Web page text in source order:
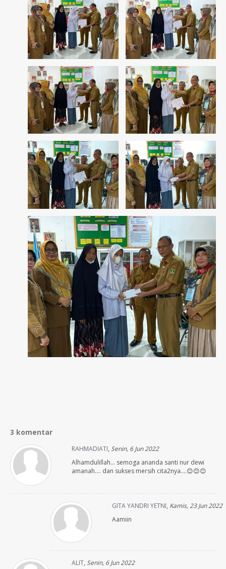
3 komentar
RAHMADIATI, Senin, 6 Jun 2022
Alhamdulillah… semoga ananda santi nur dewi
amanah…. dan sukses mersih cita2nya….😊😊😊
GITA YANDRI YETNI, Kamis, 23 Jun 2022
Aamiin
ALIT, Senin, 6 Jun 2022